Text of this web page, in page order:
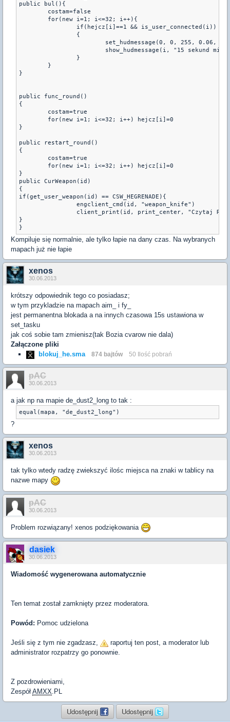
public bul(){
}
public func_round()
{
}
public restart_round()
{
}
public CurWeapon(id)
{
if(get_user_weapon(id) == CSW_HEGRENADE){
                engclient_cmd(id, "weapon_knife")
client_print(id, print_center, "Czytaj
}
}
Kompiluje się normalnie, ale tylko łapie na dany czas. Na wybranych
mapach już nie łapie
xenos
30.06.2013
krótszy odpowiednik tego co posiadasz;
w tym przykladzie na mapach aim_ i fy_
jest permanentna blokada a na innych czasowa 15s ustawiona w
set_tasku
jak coś sobie tam zmienisz(tak Bozia cvarow nie dala)
Załączone pliki
blokuj_he.sma
874 bajtów 50 Ilość pobrań
pAC
30.06.2013
a jak np na mapie de_dust2_long to tak :
equal(mapa, "de_dust2_long")
?
xenos
30.06.2013
tak tylko wtedy radzę zwiekszyć ilośc miejsca na znaki w tablicy na
nazwe mapy
pAC
30.06.2013
Problem rozwiązany! xenos podziękowania
dasiek
30.06.2013
Wiadomość wygenerowana automatycznie
Ten temat został zamknięty przez moderatora.
Powód: Pomoc udzielona
Jeśli się z tym nie zgadzasz,
raportuj ten post, a moderator lub
administrator rozpatrzy go ponownie.
Z pozdrowieniami,
Zespół AMXX.PL
Udostępnij Udostępnij